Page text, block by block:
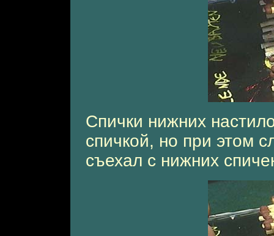
Спички нижних
спичкой, но при этом
съехал с нижних